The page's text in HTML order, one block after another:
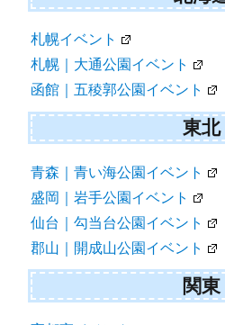
ョ
ン
札幌イベント
札幌｜大通公園イベント
函館｜五稜郭公園イベント
東北
青森｜青い海公園イベント
盛岡｜岩手公園イベント
仙台｜勾当台公園イベント
郡山｜開成山公園イベント
関東